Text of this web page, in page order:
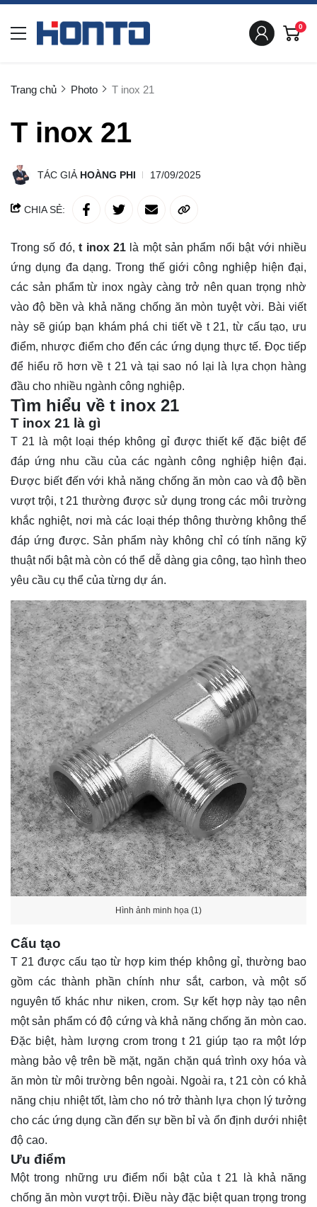
0
Trang chủ Photo T inox 21
T inox 21
TÁC GIẢ HOÀNG PHI 17/09/2025
CHIA SẺ:
Trong số đó,t inox 21là một sản phẩm nổi bật với nhiều
ứng dụng đa dạng. Trong thế giới công nghiệp hiện đại,
các sản phẩm từ inox ngày càng trở nên quan trọng nhờ
vào độ bền và khả năng chống ăn mòn tuyệt vời. Bài viết
này sẽ giúp bạn khám phá chi tiết về t 21, từ cấu tạo, ưu
điểm, nhược điểm cho đến các ứng dụng thực tế. Đọc tiếp
để hiểu rõ hơn về t 21 và tại sao nó lại là lựa chọn hàng
đầu cho nhiều ngành công nghiệp.
Tìm hiểu về t inox 21
T inox 21 là gì
T 21 là một loại thép không gỉ được thiết kế đặc biệt để
đáp ứng nhu cầu của các ngành công nghiệp hiện đại.
Được biết đến với khả năng chống ăn mòn cao và độ bền
vượt trội, t 21 thường được sử dụng trong các môi trường
khắc nghiệt, nơi mà các loại thép thông thường không thể
đáp ứng được. Sản phẩm này không chỉ có tính năng kỹ
thuật nổi bật mà còn có thể dễ dàng gia công, tạo hình theo
yêu cầu cụ thể của từng dự án.
Hình ảnh minh họa (1)
Cấu tạo
T 21 được cấu tạo từ hợp kim thép không gỉ, thường bao
gồm các thành phần chính như sắt, carbon, và một số
nguyên tố khác như niken, crom. Sự kết hợp này tạo nên
một sản phẩm có độ cứng và khả năng chống ăn mòn cao.
Đặc biệt, hàm lượng crom trong t 21 giúp tạo ra một lớp
màng bảo vệ trên bề mặt, ngăn chặn quá trình oxy hóa và
ăn mòn từ môi trường bên ngoài. Ngoài ra, t 21 còn có khả
năng chịu nhiệt tốt, làm cho nó trở thành lựa chọn lý tưởng
cho các ứng dụng cần đến sự bền bỉ và ổn định dưới nhiệt
độ cao.
Ưu điểm
Một trong những ưu điểm nổi bật của t 21 là khả năng
chống ăn mòn vượt trội. Điều này đặc biệt quan trọng trong